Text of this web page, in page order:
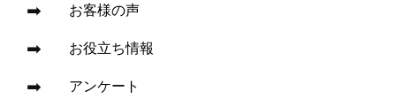
お客様の声
お役立ち情報
アンケート